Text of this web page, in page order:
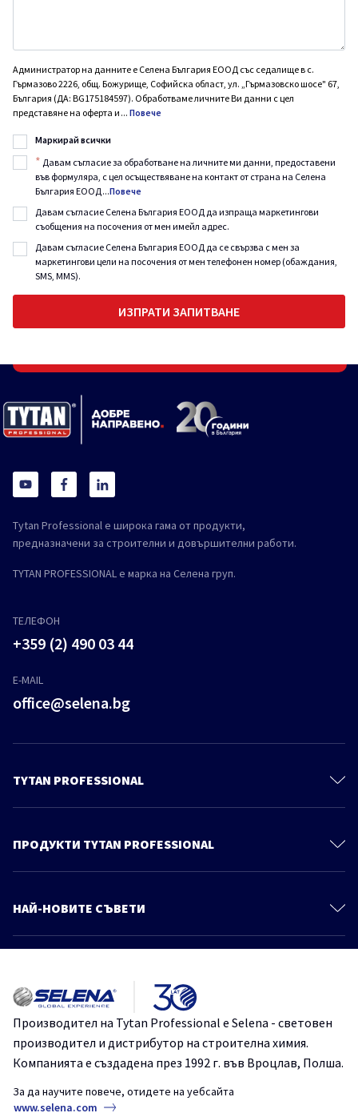
Администратор на данните е Селена България ЕООД със седалище в с.
Гърмазово 2226, общ. Божурище, Софийска област, ул. „Гърмазовско шосе" 67,
България (ДА: BG175184597). Обработваме личните Ви данни с цел
представяне на оферта и ... Повече
Маркирай всички
* Давам съгласие за обработване на личните ми данни, предоставени
във формуляра, с цел осъществяване на контакт от страна на Селена
България ЕООД...Повече
Давам съгласие Селена България ЕООД да изпраща маркетингови
съобщения на посочения от мен имейл адрес.
Давам съгласие Селена България ЕООД да се свързва с мен за
маркетингови цели на посочения от мен телефонен номер (обаждания,
SMS, MMS).
Tytan Professional е широка гама от продукти,
предназначени за строителни и довършителни работи.
TYTAN PROFESSIONAL е марка на Селена груп.
ТЕЛЕФОН
+359 (2) 490 03 44
E-MAIL
office@selena.bg
TYTAN PROFESSIONAL
Контакти
Знания и съвети
ПРОДУКТИ TYTAN PROFESSIONAL
Полиуретанови Лепила
Хидроизолации
Химически Анкери
Системи за Топлоизолация
Покривни Фолиа
НАЙ-НОВИТЕ СЪВЕТИ
Още статии
използване на монтажна пяна през късната есен и зимата
TYTANProfessional монтажнапяна
Как лесно и надеждно да монтираме декоративни панели на
стената?
СтроителниРешения
Производител на Tytan Professional е Selena - световен
производител и дистрибутор на строителна химия.
Компанията е създадена през 1992 г. във Вроцлав, Полша.
За да научите повече, отидете на уебсайта
www.selena.com